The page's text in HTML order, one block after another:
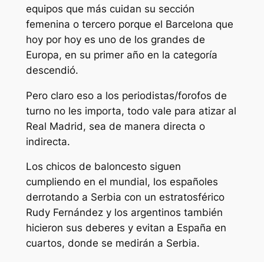
equipos que más cuidan su sección
femenina o tercero porque el Barcelona que
hoy por hoy es uno de los grandes de
Europa, en su primer año en la categoría
descendió.
Pero claro eso a los periodistas/forofos de
turno no les importa, todo vale para atizar al
Real Madrid, sea de manera directa o
indirecta.
Los chicos de baloncesto siguen
cumpliendo en el mundial, los españoles
derrotando a Serbia con un estratosférico
Rudy Fernández y los argentinos también
hicieron sus deberes y evitan a España en
cuartos, donde se medirán a Serbia.